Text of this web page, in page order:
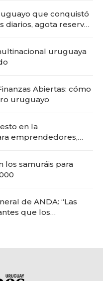
que conquistó
agota reservas
uruguaya
Abiertas: cómo
uruguayo
en la
emprendedores,
los samuráis para
de ANDA: “Las
que los